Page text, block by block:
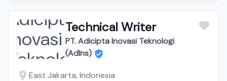
Technical Writer
PT. Adicipta Inovasi Teknologi
(AdIns)
East Jakarta, Indonesia